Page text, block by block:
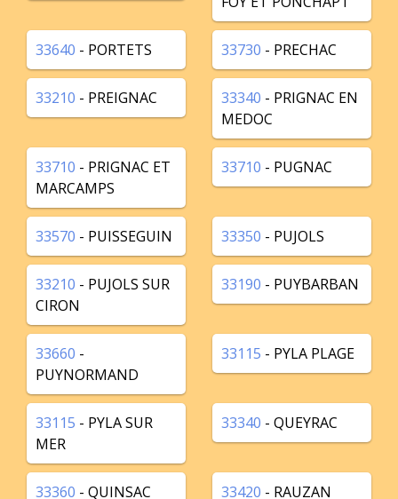
33640 - PORTETS 33730 - PRECHAC
33210 - PREIGNAC 33340 - PRIGNAC EN
MEDOC
33710 - PRIGNAC ET
MARCAMPS
33710 - PUGNAC
33570 - PUISSEGUIN 33350 - PUJOLS
33210 - PUJOLS SUR
CIRON
33190 - PUYBARBAN
33660 -
PUYNORMAND
33115 - PYLA PLAGE
33115 - PYLA SUR
MER
33340 - QUEYRAC
33360 - QUINSAC 33420 - RAUZAN